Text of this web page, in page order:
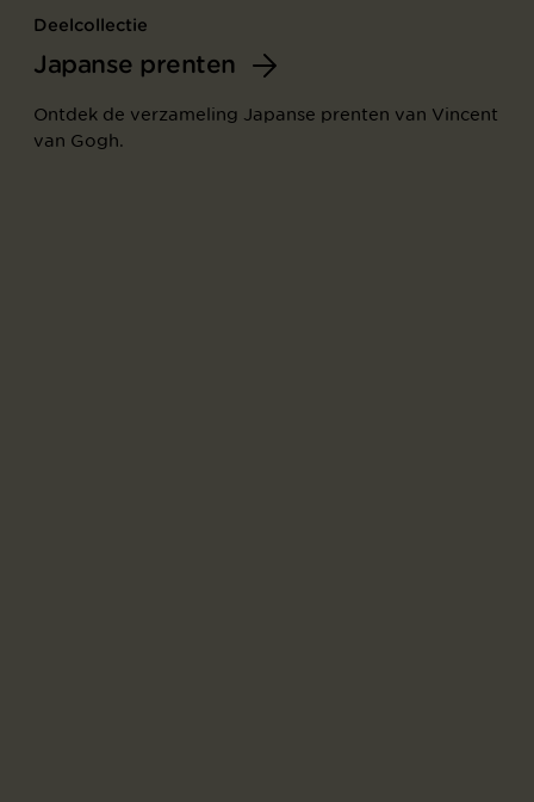
Deelcollectie
Japanse prenten
Ontdek de verzameling Japanse prenten van Vincent
van Gogh.